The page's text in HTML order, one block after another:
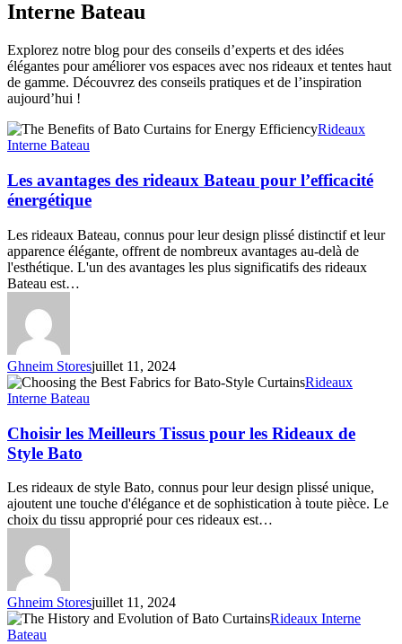
Interne Bateau
Explorez notre blog pour des conseils d’experts et des idées
élégantes pour améliorer vos espaces avec nos rideaux et tentes haut
de gamme. Découvrez des conseils pratiques et de l’inspiration
aujourd’hui !
Les
avantages
rideaux
Bateau
pour
énergétique
Rideaux
Interne Bateau
Les avantages des rideaux Bateau pour l’efficacité
énergétique
Les rideaux Bateau, connus pour leur design plissé distinctif et leur
apparence élégante, offrent de nombreux avantages au-delà de
l'esthétique. L'un des avantages les plus significatifs des rideaux
Bateau est…
Ghneim Storesjuillet 11, 2024
Choisir
les
Tissus
pour
les
de
Style
Bato
Rideaux
Interne Bateau
Choisir les Meilleurs Tissus pour les Rideaux de
Style Bato
Les rideaux de style Bato, connus pour leur design plissé unique,
ajoutent une touche d'élégance et de sophistication à toute pièce. Le
choix du tissu approprié pour ces rideaux est…
Ghneim Storesjuillet 11, 2024
Histoire
et
Rideaux Interne
Bateau